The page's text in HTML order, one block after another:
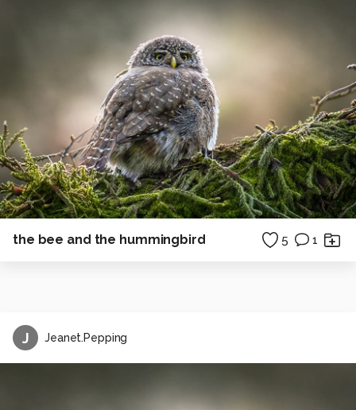
the bee and the hummingbird 5 1
J Jeanet.Pepping